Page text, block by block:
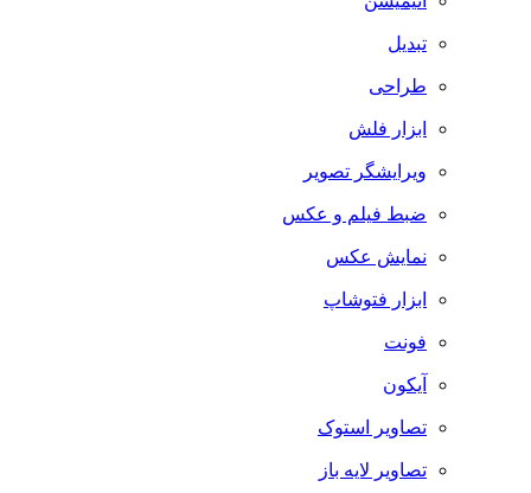
تبدیل
طراحی
ابزار فلش
ویرایشگر تصویر
ضبط فيلم و عكس
نمایش عکس
ابزار فتوشاپ
فونت
آیکون
تصاویر استوک
تصاویر لایه باز